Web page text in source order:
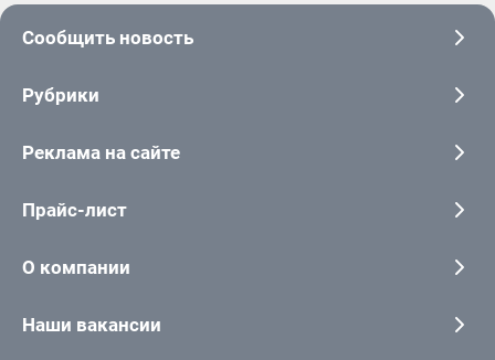
Сообщить новость
Рубрики
Реклама на сайте
Прайс-лист
О компании
Наши вакансии